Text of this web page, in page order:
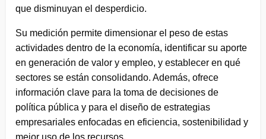
que disminuyan el desperdicio.
Su medición permite dimensionar el peso de estas
actividades dentro de la economía, identificar su aporte
en generación de valor y empleo, y establecer en qué
sectores se están consolidando. Además, ofrece
información clave para la toma de decisiones de
política pública y para el diseño de estrategias
empresariales enfocadas en eficiencia, sostenibilidad y